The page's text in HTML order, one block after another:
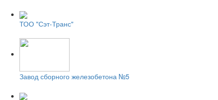
ТОО "Сэт-Транс"
Завод сборного железобетона №5